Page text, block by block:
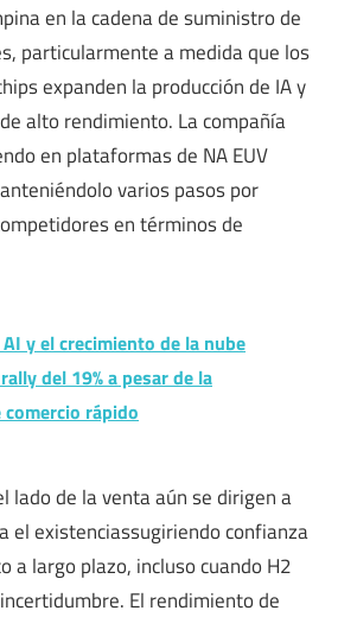
en la cadena de suministro de
particularmente a medida que los
expanden la producción de IA y
alto rendimiento. La compañía
en plataformas de NA EUV
varios pasos por
en términos de
AI y el crecimiento de la nube
del 19% a pesar de la
rápido
lado de la venta aún se dirigen a
elexistenciassugiriendo confianza
a largo plazo, incluso cuando H2
El rendimiento de